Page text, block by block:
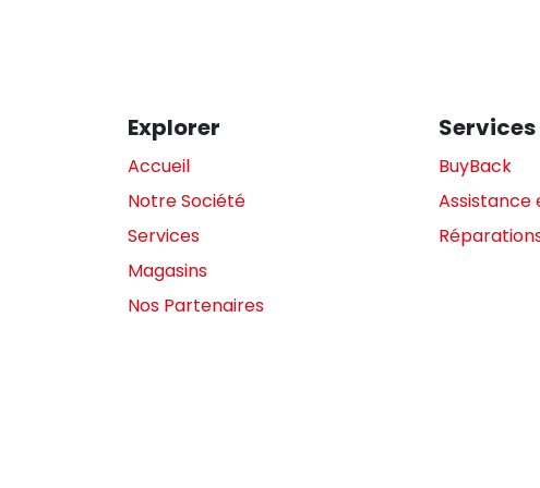
Explorer
Accueil
Notre Société
Services
Magasins
Nos Partenaires
Services
BuyBack
Assistance